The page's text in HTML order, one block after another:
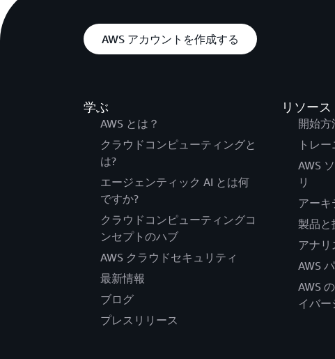
AWS アカウントを作成する
学ぶ
AWS とは？
クラウドコンピューティングと
は?
エージェンティック AI とは何
ですか?
クラウドコンピューティングコ
ンセプトのハブ
AWS クラウドセキュリティ
最新情報
ブログ
プレスリリース
リソース
開始方
トレ
AWS
リ
アーキ
製品と
アナリ
AWS
AWS
イバー